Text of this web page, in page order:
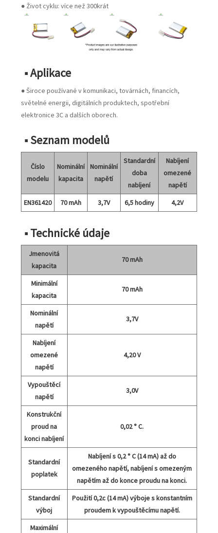
● Život cyklu: více než 300krát
■ Aplikace
● Široce používané v komunikaci, továrnách, financích,
světelné energii, digitálních produktech, spotřební
elektronice 3C a dalších oborech.
■ Seznam modelů
Číslo
modelu
Nominální
kapacita
Nominální
napětí
Standardní
doba
nabíjení
Nabíjení
omezené
napětí
EN361420
70 mAh 3,7V 6,5 hodiny 4,2V
■ Technické údaje
Jmenovitá
kapacita
70 mAh
Minimální
kapacita
70 mAh
Nominální
napětí
3,7V
Nabíjení
omezené
napětí
4,20 V
Vypouštěcí
napětí
3,0V
Konstrukční
proud na
konci nabíjení
0,02 ° C.
Standardní
poplatek
Nabíjení s 0,2 ° C (14 mA) až do
omezeného napětí, nabíjení s omezeným
napětím až do konce proudu na konci.
Standardní
výboj
Použití 0,2c (14 mA) výboje s konstantním
proudem k vypouštěcímu napětí.
Maximální